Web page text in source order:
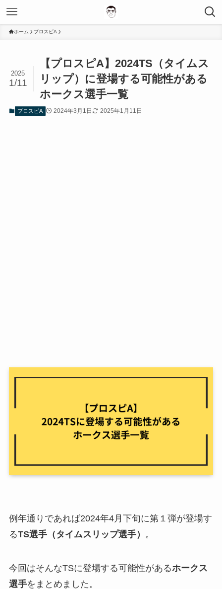
ホーム プロスピA
【プロスピA】2024TS（タイムス
リップ）に登場する可能性がある
ホークス選手一覧
2025
1/11
プロスピA 2024年3月1日 2025年1月11日
例年通りであれば2024年4月下旬に第１弾が登場す
るTS選手（タイムスリップ選手） 。
今回はそんなTSに登場する可能性があるホークス
選手をまとめました。